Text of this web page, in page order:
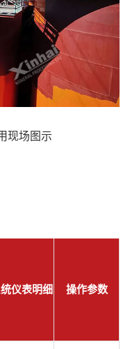
现场图示
仪表明细
操作参数